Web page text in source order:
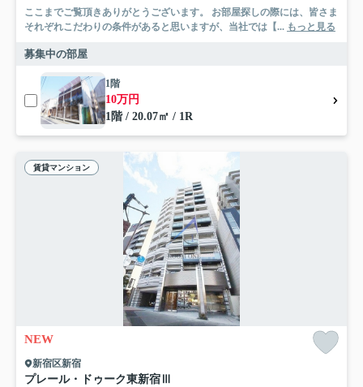
ここまでご覧頂きありがとうございます。 お部屋探しの際には、皆さま
それぞれこだわりの条件があると思いますが、当社では【... もっと見る
募集中の部屋
1階
10万円
1階 / 20.07㎡ / 1R
賃貸マンション
NEW
新宿区新宿
プレール・ドゥーク東新宿Ⅲ